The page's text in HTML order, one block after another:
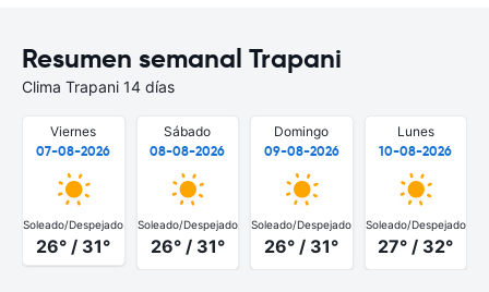
Resumen semanal Trapani
Clima Trapani 14 días
Viernes
07-08-2026
Soleado/Despejado
26° / 31°
Sábado
08-08-2026
Soleado/Despejado
26° / 31°
Domingo
09-08-2026
Soleado/Despejado
26° / 31°
Lunes
10-08-2026
Soleado/Despejado
27° / 32°